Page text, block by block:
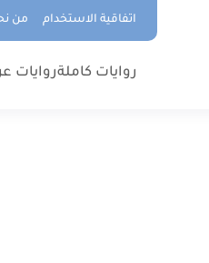
اتفاقية الاستخدام من
روايات كاملةروايات